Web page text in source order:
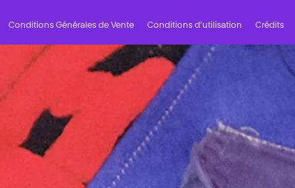
Conditions Générales de Vente Conditions d’utilisation Crédits